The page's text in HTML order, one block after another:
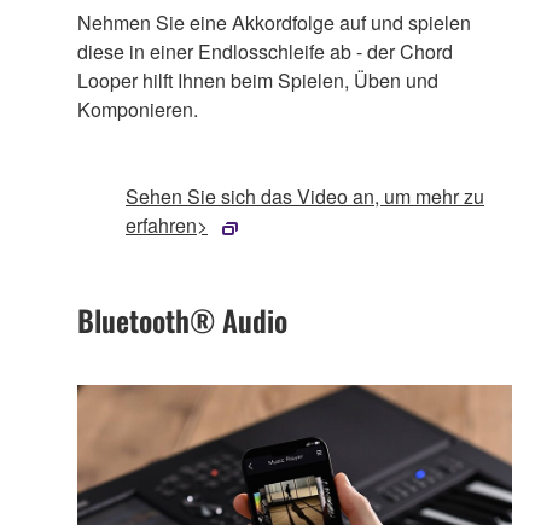
Nehmen Sie eine Akkordfolge auf und spielen
diese in einer Endlosschleife ab - der Chord
Looper hilft Ihnen beim Spielen, Üben und
Komponieren.
Sehen Sie sich das Video an, um mehr zu
erfahren>
Bluetooth® Audio